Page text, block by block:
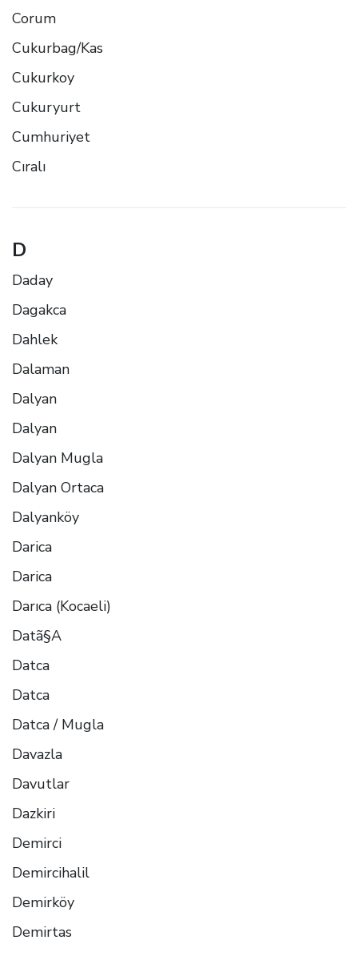
Corum
Cukurbag/Kas
Cukurkoy
Cukuryurt
Cumhuriyet
Cıralı
D
Daday
Dagakca
Dahlek
Dalaman
Dalyan
Dalyan
Dalyan Mugla
Dalyan Ortaca
Dalyanköy
Darica
Darica
Darıca (Kocaeli)
Datã§A
Datca
Datca
Datca / Mugla
Davazla
Davutlar
Dazkiri
Demirci
Demircihalil
Demirköy
Demirtas